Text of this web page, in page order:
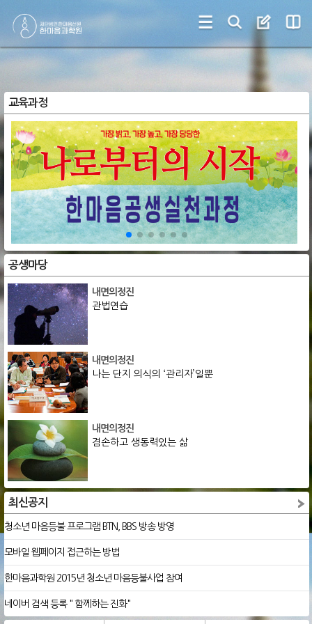
교육과정
공생마당
내면의정진
관법연습
내면의정진
나는 단지 의식의 ‘관리자’일뿐
내면의정진
겸손하고 생동력있는 삶
최신공지
청소년 마음등불 프로그램 BTN, BBS 방송 방영
모바일 웹페이지 접근하는 방법
한마음과학원 2015년 청소년 마음등불사업 참여
네이버 검색 등록 " 함께하는 진화"